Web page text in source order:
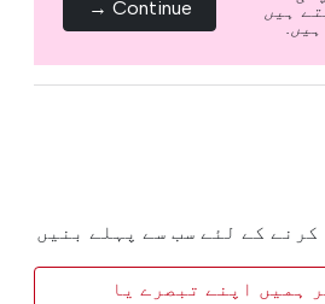
ہیں Continue →
کرنے کے لئے سب سے پہلے بنیں
ہمیں اپنے تبصرے یا